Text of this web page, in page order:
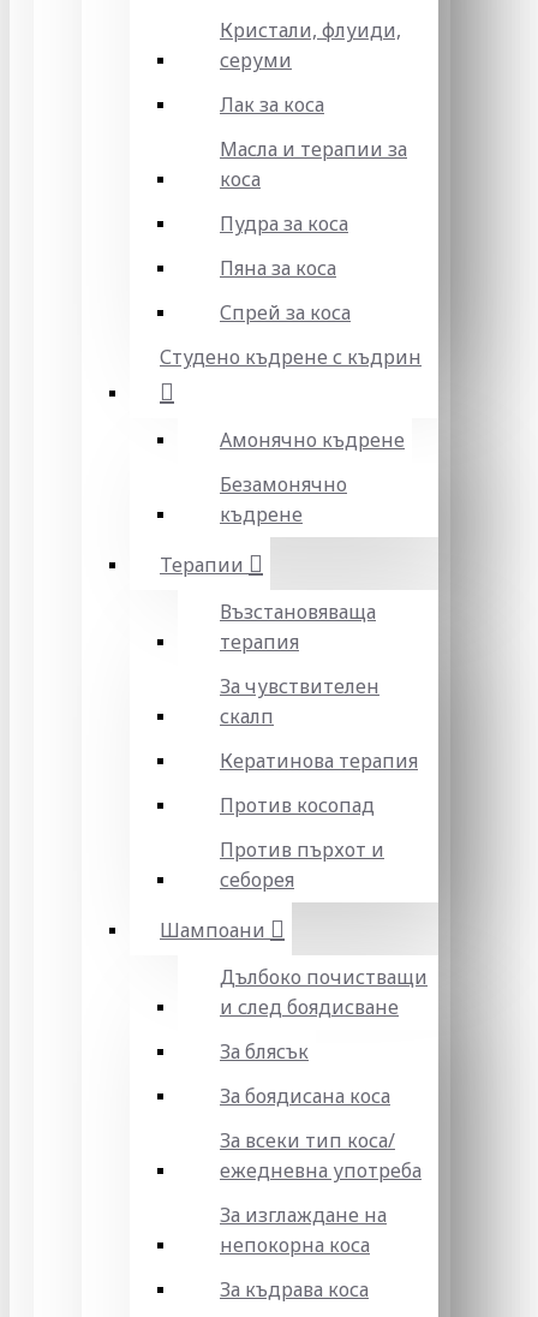
Кристали, флуиди,
серуми
Лак за коса
Масла и терапии за
коса
Пудра за коса
Пяна за коса
Спрей за коса
Студено къдрене с къдрин
Амонячно къдрене
Безамонячно
къдрене
Терапии
Възстановяваща
терапия
За чувствителен
скалп
Кератинова терапия
Против косопад
Против пърхот и
себорея
Шампоани
Дълбоко почистващи
и след боядисване
За блясък
За боядисана коса
За всеки тип коса/
ежедневна употреба
За изглаждане на
непокорна коса
За къдрава коса